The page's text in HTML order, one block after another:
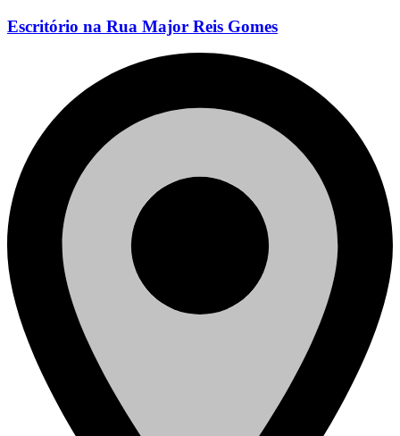
Escritório na Rua Major Reis Gomes